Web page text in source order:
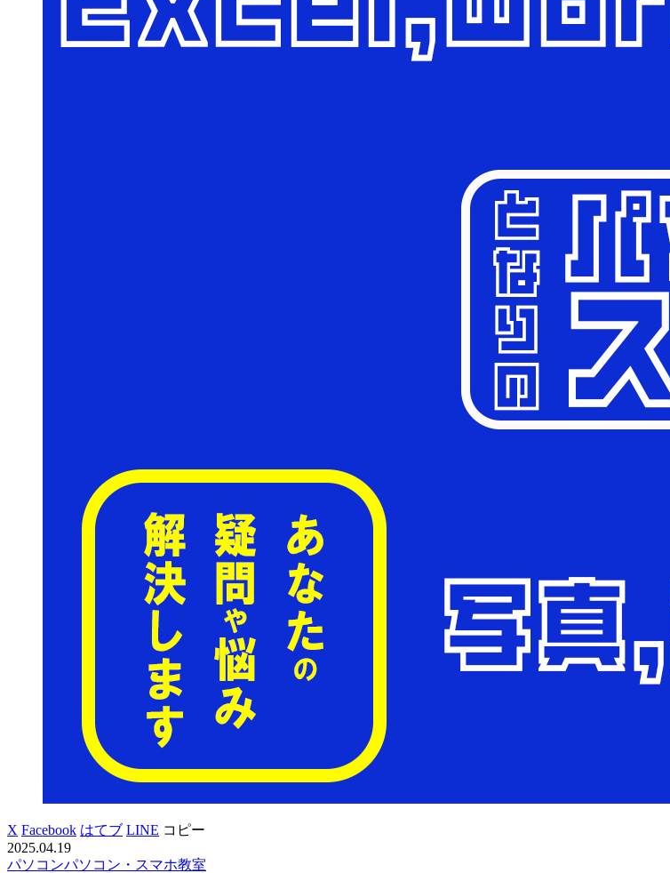
X Facebook はてブ LINE コピー
2025.04.19
パソコンパソコン・スマホ教室